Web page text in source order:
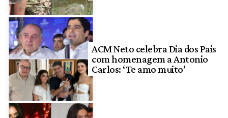
ACM Neto celebra Dia dos Pais
com homenagem a Antonio
Carlos: ‘Te amo muito’